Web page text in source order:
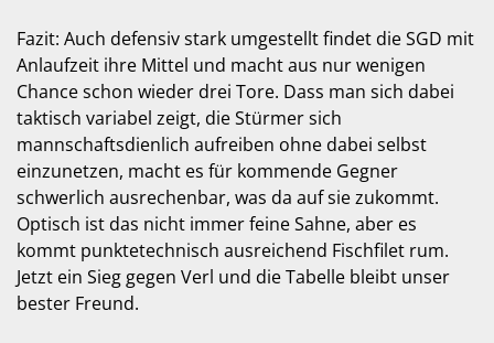
Fazit: Auch defensiv stark umgestellt findet die SGD mit
Anlaufzeit ihre Mittel und macht aus nur wenigen
Chance schon wieder drei Tore. Dass man sich dabei
taktisch variabel zeigt, die Stürmer sich
mannschaftsdienlich aufreiben ohne dabei selbst
einzunetzen, macht es für kommende Gegner
schwerlich ausrechenbar, was da auf sie zukommt.
Optisch ist das nicht immer feine Sahne, aber es
kommt punktetechnisch ausreichend Fischfilet rum.
Jetzt ein Sieg gegen Verl und die Tabelle bleibt unser
bester Freund.